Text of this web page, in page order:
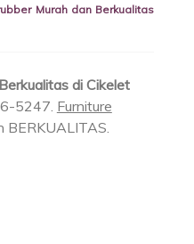
Murah dan Berkualitas
di Cikelet
5247. Furniture
BERKUALITAS.